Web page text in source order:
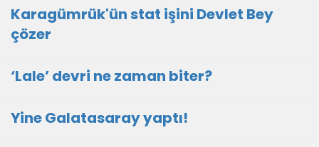
Karagümrük'ün stat işini Devlet Bey
çözer
‘Lale’ devri ne zaman biter?
Yine Galatasaray yaptı!